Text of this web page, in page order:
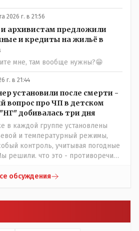
скотча, алюминевой
мата. Вот где работать в селе
- понятие не имею- допустим
и по семейной жизни -
китайскую флешку
- это замутили УМНЫЕ люди
к гос.бюджету-
делают.
2026 г. в 21:56
архивистам предложили
и кредиты на жильё в
мне, там вообще нужны?😁
г. в 21:44
установили после смерти -
вопрос про ЧП в детском
добивалась три дня
в каждой группе установлены
и температурный режимы,
контроль, учитывая погодные
решили. что это - противоречие.
на следующий день после
на контроль. То есть первая
трагедии, вторая часть -
обсуждения